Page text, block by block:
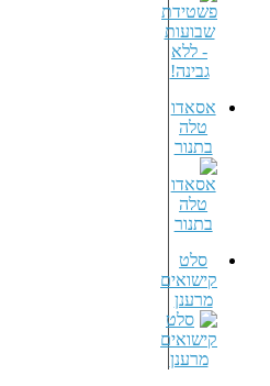
אסאדו
טלה
בתנור
סלט
קישואים
מרענן